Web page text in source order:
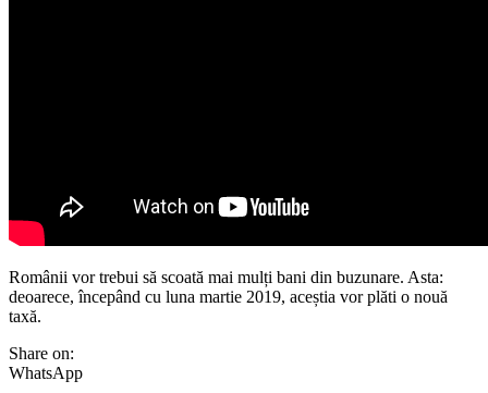
Românii vor trebui să scoată mai mulți bani din buzunare. Asta:
deoarece, începând cu luna martie 2019, aceștia vor plăti o nouă
taxă.
Share on:
WhatsApp